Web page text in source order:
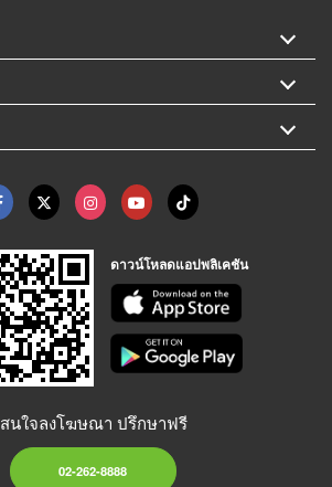
ดาวน์โหลดแอปพลิเคชัน
สนใจลงโฆษณา ปรึกษาฟรี
02-262-8888